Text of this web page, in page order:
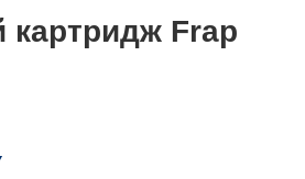
картридж Frap